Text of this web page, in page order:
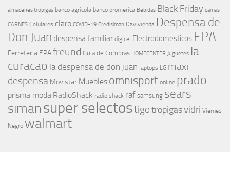
almacenes tropigas banco agricola banco promerica Bebidas Black Friday camas
CARNES Celulares claro COVID-19 Credisiman Davivienda Despensa de
Don Juan despensa familiar digicel Electrodomesticos EPA
Ferreteria EPAfreund Guia de Compras HOMECENTER Juguetes la
curacao la despensa de don juan laptops LG maxi
despensa Movistar Muebles omnisport online prado
prisma moda RadioShack radio shack raf samsung sears
simansuper selectostigotropigasvidri Viernes
Negro walmart